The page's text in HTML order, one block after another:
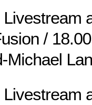
Livestream
/
Michael